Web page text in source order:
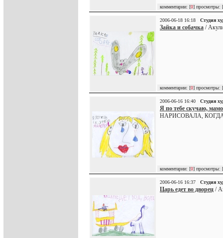
комментарии: [0] просмотры: [
2006-06-18 16:18 Студия
Зайка и собачка /
комментарии: [0] просмотры: [
2006-06-16 16:40 Студия
Я по тебе скучаю,
НАРИСОВАЛА,
комментарии: [0] просмотры: [
2006-06-16 16:37 Студия
Царь едет во дворец /